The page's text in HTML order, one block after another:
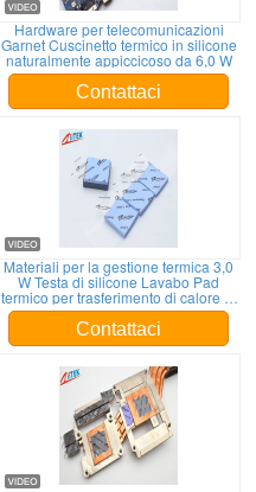
Hardware per telecomunicazioni
Garnet Cuscinetto termico in silicone
naturalmente appiccicoso da 6,0 W
Contattaci
Materiali per la gestione termica 3,0
W Testa di silicone Lavabo Pad
termico per trasferimento di calore di
parti elettriche
Contattaci